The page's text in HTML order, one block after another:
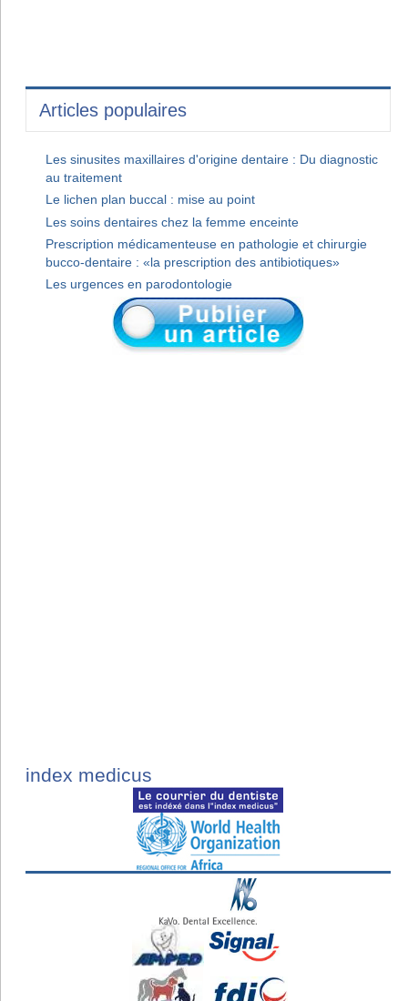
Articles populaires
Les sinusites maxillaires d'origine dentaire : Du diagnostic
au traitement
Le lichen plan buccal : mise au point
Les soins dentaires chez la femme enceinte
Prescription médicamenteuse en pathologie et chirurgie
bucco-dentaire : «la prescription des antibiotiques»
Les urgences en parodontologie
index medicus